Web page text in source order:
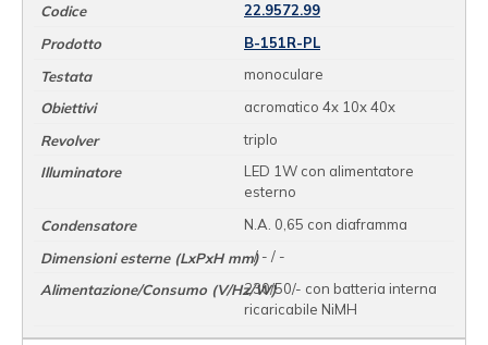
22.9572.99
B-151R-PL
monoculare
acromatico 4x 10x 40x
triplo
LED 1W con alimentatore
esterno
N.A. 0,65 con diaframma
- / - / -
230/50/- con batteria interna
ricaricabile NiMH